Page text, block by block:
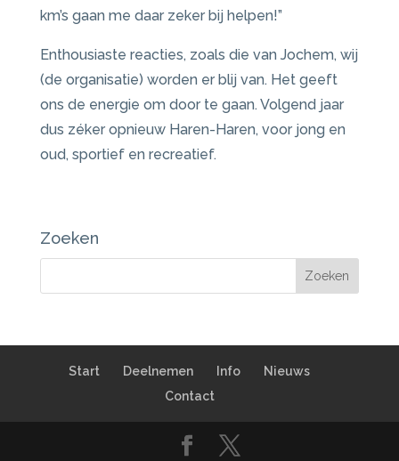
km’s gaan me daar zeker bij helpen!”
Enthousiaste reacties, zoals die van Jochem, wij
(de organisatie) worden er blij van. Het geeft
ons de energie om door te gaan. Volgend jaar
dus zéker opnieuw Haren-Haren, voor jong en
oud, sportief en recreatief.
Zoeken
Start Deelnemen Info
Nieuws
Contact